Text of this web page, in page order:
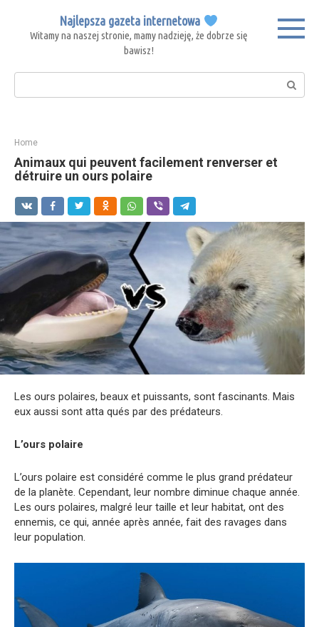
content
Najlepsza gazeta internetowa
Witamy na naszej stronie, mamy nadzieję, że dobrze się
bawisz!
Search:
Home
Animaux qui peuvent facilement renverser et
détruire un ours polaire
Les ours polaires, beaux et puissants, sont fascinants. Mais
eux aussi sont atta qués par des prédateurs.
L’ours polaire
L’ours polaire est considéré comme le plus grand prédateur
de la planète. Cependant, leur nombre diminue chaque année.
Les ours polaires, malgré leur taille et leur habitat, ont des
ennemis, ce qui, année après année, fait des ravages dans
leur population.